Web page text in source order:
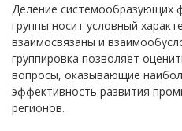
Деление системообразующих
группы носит условный
взаимосвязаны и
группировка позволяет
вопросы, оказывающие
эффективность развития
регионов.